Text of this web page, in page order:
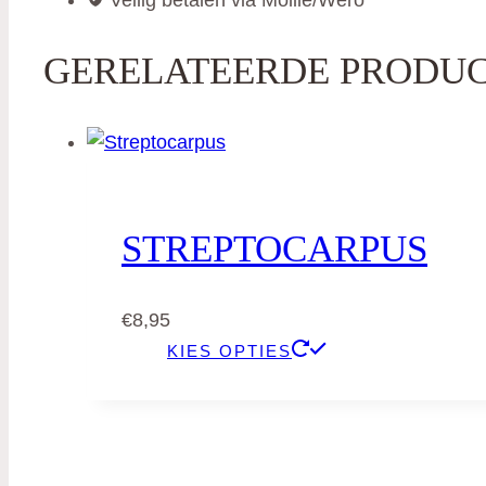
GERELATEERDE
STREPTOCARPUS
€8,95
KIES OPTIES